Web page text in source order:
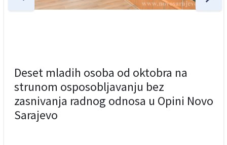
Deset mladih osoba od oktobra na
strunom osposobljavanju bez
zasnivanja radnog odnosa u Opini Novo
Sarajevo